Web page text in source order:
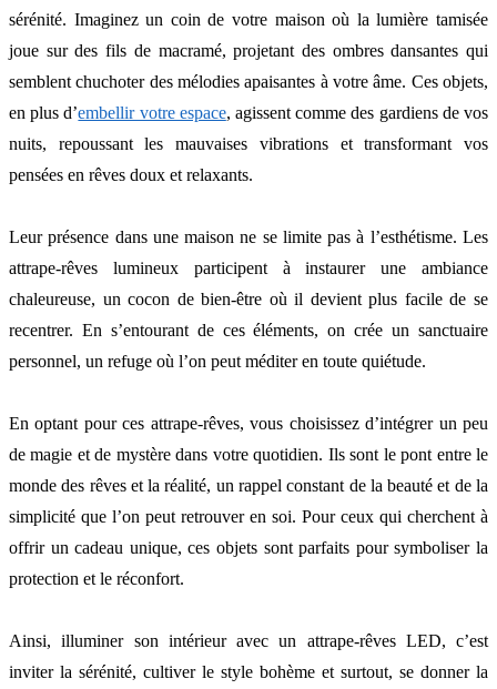
sérénité. Imaginez un coin de votre maison où la lumière tamisée
joue sur des fils de macramé, projetant des ombres dansantes qui
semblent chuchoter des mélodies apaisantes à votre âme. Ces objets,
en plus d’embellir votre espace, agissent comme des gardiens de vos
nuits, repoussant les mauvaises vibrations et transformant vos
pensées en rêves doux et relaxants.
Leur présence dans une maison ne se limite pas à l’esthétisme. Les
attrape-rêves lumineux participent à instaurer une ambiance
chaleureuse, un cocon de bien-être où il devient plus facile de se
recentrer. En s’entourant de ces éléments, on crée un sanctuaire
personnel, un refuge où l’on peut méditer en toute quiétude.
En optant pour ces attrape-rêves, vous choisissez d’intégrer un peu
de magie et de mystère dans votre quotidien. Ils sont le pont entre le
monde des rêves et la réalité, un rappel constant de la beauté et de la
simplicité que l’on peut retrouver en soi. Pour ceux qui cherchent à
offrir un cadeau unique, ces objets sont parfaits pour symboliser la
protection et le réconfort.
Ainsi, illuminer son intérieur avec un attrape-rêves LED, c’est
inviter la sérénité, cultiver le style bohème et surtout, se donner la